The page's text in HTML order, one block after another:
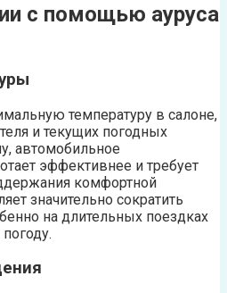
с помощью ауруса
температуру в салоне,
и текущих погодных
автомобильное
эффективнее и требует
комфортной
значительно сократить
на длительных поездках